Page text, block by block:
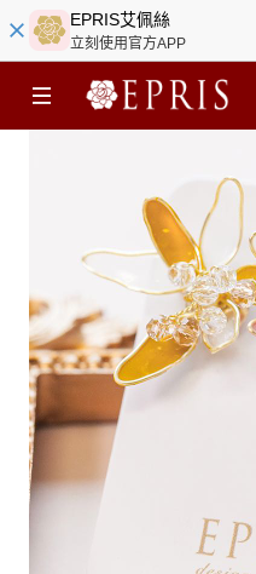
EPRIS艾佩絲
立刻使用官方APP